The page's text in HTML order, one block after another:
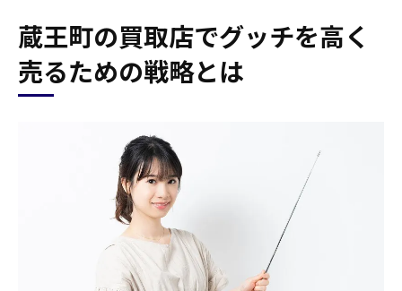
蔵王町の買取店でグッチを高く
売るための戦略とは